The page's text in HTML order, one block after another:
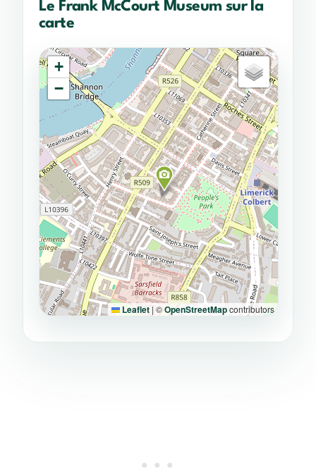
Le Frank McCourt Museum sur la
carte
+
−
Leaflet | ©OpenStreetMapcontributors